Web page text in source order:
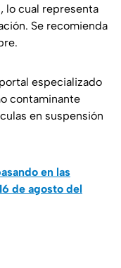
lo cual representa
Se recomienda
especializado
contaminante
en suspensión
en las
de agosto del